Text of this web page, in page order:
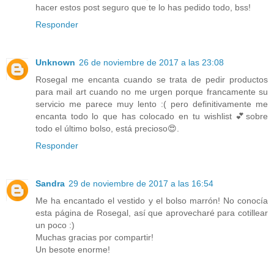
hacer estos post seguro que te lo has pedido todo, bss!
Responder
Unknown 26 de noviembre de 2017 a las 23:08
Rosegal me encanta cuando se trata de pedir productos
para mail art cuando no me urgen porque francamente su
servicio me parece muy lento :( pero definitivamente me
encanta todo lo que has colocado en tu wishlist 💕sobre
todo el último bolso, está precioso😍.
Responder
Sandra 29 de noviembre de 2017 a las 16:54
Me ha encantado el vestido y el bolso marrón! No conocía
esta página de Rosegal, así que aprovecharé para cotillear
un poco :)
Muchas gracias por compartir!
Un besote enorme!